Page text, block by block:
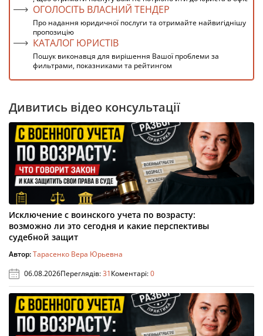
ОГОЛОСІТЬ ВЛАСНИЙ ТЕНДЕР
Про надання юридичної послуги та отримайте найвигіднішу
пропозицію
КАТАЛОГ ЮРИСТІВ
Пошук виконавця для вирішення Вашої проблеми за
фильтрами, показниками та рейтингом
Дивитись відео консультації
Исключение с воинского учета по возрасту:
возможно ли это сегодня и какие перспективы
судебной защит
Автор:Тарасенко Вера Юрьевна
06.08.2026Переглядів:31Коментарі:0